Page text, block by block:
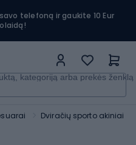
telefoną ir gaukite 10 Eur
kategoriją arba prekės ženklą
Dviračių sporto akiniai